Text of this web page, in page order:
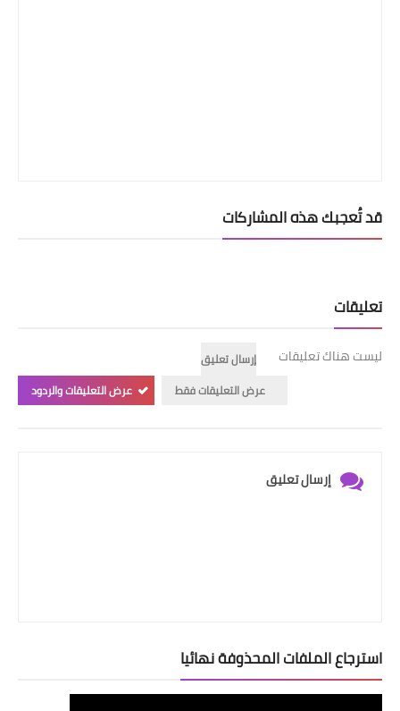
قد تُعجبك هذه المشاركات
تعليقات
ليست هناك تعليقات
إرسال تعليق
عرض التعليقات فقط
عرض التعليقات والردود
إرسال تعليق
استرجاع الملفات المحذوفة نهائيا